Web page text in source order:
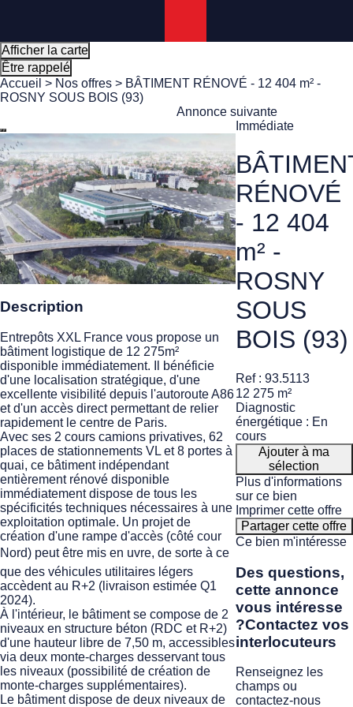
Afficher la carte
Être rappelé
Accueil > Nos offres > BÂTIMENT RÉNOVÉ - 12 404 m² -
ROSNY SOUS BOIS (93)
Annonce suivante
Description
Entrepôts XXL France vous propose un
bâtiment logistique de 12 275m²
disponible immédiatement. Il bénéficie
d'une localisation stratégique, d'une
excellente visibilité depuis l'autoroute A86
et d'un accès direct permettant de relier
rapidement le centre de Paris.
Avec ses 2 cours camions privatives, 62
places de stationnements VL et 8 portes à
quai, ce bâtiment indépendant
entièrement rénové disponible
immédiatement dispose de tous les
spécificités techniques nécessaires à une
exploitation optimale. Un projet de
création d'une rampe d'accès (côté cour
Nord) peut être mis en uvre, de sorte à ce
que des véhicules utilitaires légers
accèdent au R+2 (livraison estimée Q1
2024).
À l'intérieur, le bâtiment se compose de 2
niveaux en structure béton (RDC et R+2)
d'une hauteur libre de 7,50 m, accessibles
via deux monte-charges desservant tous
les niveaux (possibilité de création de
monte-charges supplémentaires).
Le bâtiment dispose de deux niveaux de
Immédiate
RÉNOVÉ
- 12 404
m² -
ROSNY
SOUS
BOIS (93)
Ref : 93.5113
12 275 m²
Diagnostic
énergétique : En
cours
Ajouter à ma
sélection
Plus d'informations
sur ce bien
Imprimer cette offre
Partager cette offre
Ce bien m'intéresse
Des questions,
cette annonce
vous intéresse
?Contactez vos
interlocuteurs
Renseignez les
champs ou
contactez-nous